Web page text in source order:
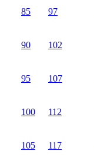
85 97
90 102
95 107
100 112
105 117